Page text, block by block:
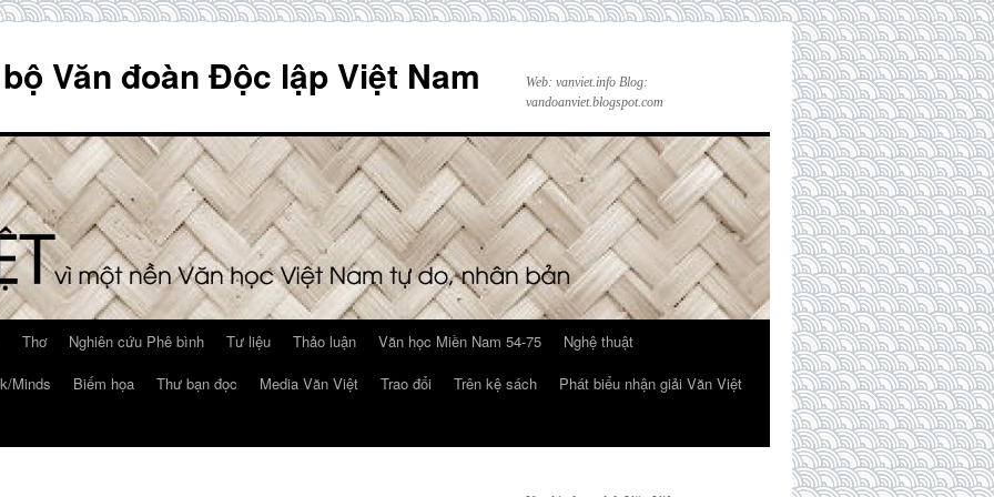
Văn đoàn Độc lập Việt Nam
Web: vanviet.info Blog:
vandoanviet.blogspot.com
Thơ Nghiên cứu Phê bình Tư liệu Thảo luận Văn học Miền Nam 54-75
Nghệ thuật
Minds Biếm họa Thư bạn đọc Media Văn Việt Trao đổi Trên kệ sách
Phát biểu nhận giải Văn Việt